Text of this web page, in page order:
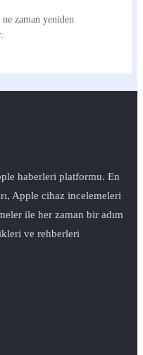
zaman yeniden
haberleri platformu. En
Apple cihaz incelemeleri
ile her zaman bir adım
ve rehberleri